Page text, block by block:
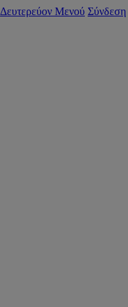
Δευτερεύον Μενού Σύνδεση